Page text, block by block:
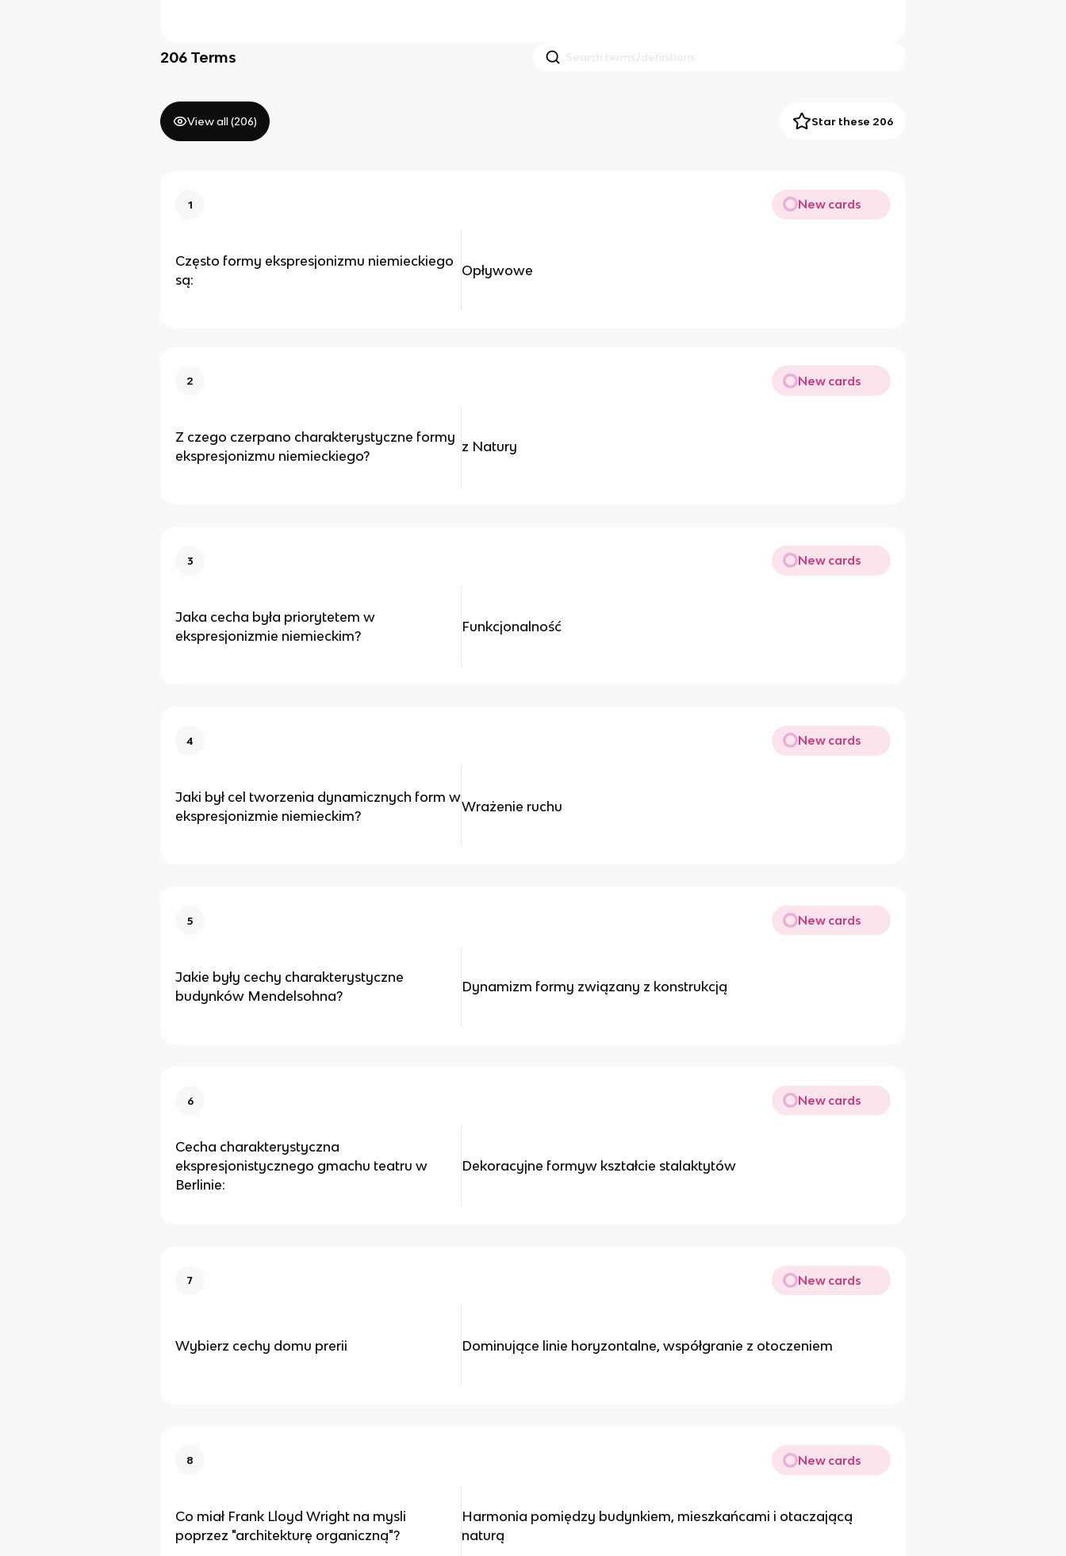
206 Terms
View all (206) Star these 206
1 New cards
Często formy ekspresjonizmu niemieckiego
są:
Opływowe
2 New cards
Z czego czerpano charakterystyczne formy
ekspresjonizmu niemieckiego?
z Natury
3 New cards
Jaka cecha była priorytetem w
ekspresjonizmie niemieckim?
Funkcjonalność
4 New cards
Jaki był cel tworzenia dynamicznych form w
ekspresjonizmie niemieckim?
Wrażenie ruchu
5 New cards
Jakie były cechy charakterystyczne
budynków Mendelsohna?
Dynamizm formy związany z konstrukcją
6 New cards
Cecha charakterystyczna
ekspresjonistycznego gmachu teatru w
Berlinie:
Dekoracyjne formyw kształcie stalaktytów
7 New cards
Wybierz cechy domu prerii Dominujące linie horyzontalne, współgranie z otoczeniem
8 New cards
Co miał Frank Lloyd Wright na mysli
poprzez "architekturę organiczną"?
Harmonia pomiędzy budynkiem, mieszkańcami i otaczającą
naturą